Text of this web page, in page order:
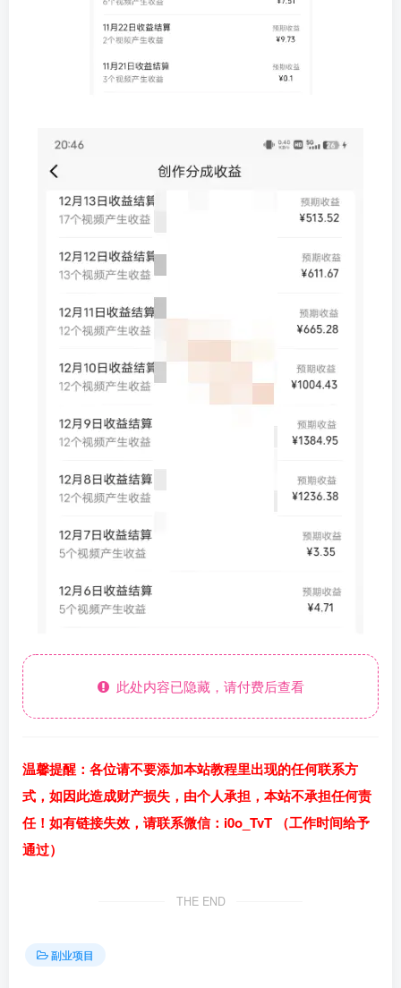
此处内容已隐藏，请付费后查看
温馨提醒：各位请不要添加本站教程里出现的任何联系方
式，如因此造成财产损失，由个人承担，本站不承担任何责
任！如有链接失效，请联系微信：i0o_TvT （工作时间给予
通过）
THE END
副业项目